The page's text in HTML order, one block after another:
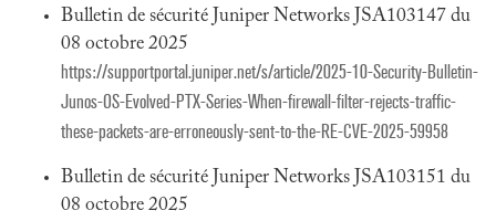
Bulletin de sécurité Juniper Networks JSA103147 du
08 octobre 2025
https://supportportal.juniper.net/s/article/2025-10-Security-Bulletin-
Junos-OS-Evolved-PTX-Series-When-firewall-filter-rejects-traffic-
these-packets-are-erroneously-sent-to-the-RE-CVE-2025-59958
Bulletin de sécurité Juniper Networks JSA103151 du
08 octobre 2025